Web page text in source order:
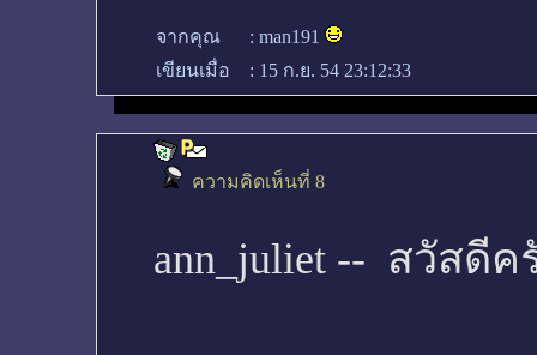
จากคุณ : man191
เขียนเมื่อ
: 15 ก.ย. 54 23:12:33
ความคิดเห็นที่ 8
ann_juliet -- สวัสดีค